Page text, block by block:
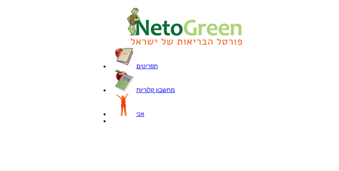
תפריטים
מחשבון קלוריות
אני